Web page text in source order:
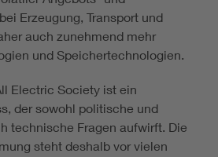
Erzeugung, Transport und
auch zunehmend mehr
und Speichertechnologien.
Electric Society ist ein
der sowohl politische und
technische Fragen aufwirft. Die
steht deshalb vor vielen